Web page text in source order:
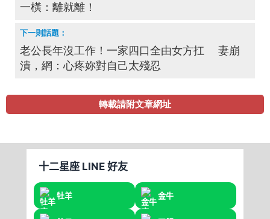
一橫：離就離！
老公長年沒工作！一家四口全由女方扛 妻崩
潰，網：心疼妳對自己太殘忍
轉載請附文章網址